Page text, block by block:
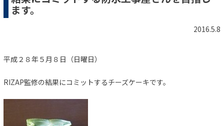
ます。
2016.5.8
平成２８年５月８日（日曜日）
RIZAP監修の結果にコミットするチーズケーキです。